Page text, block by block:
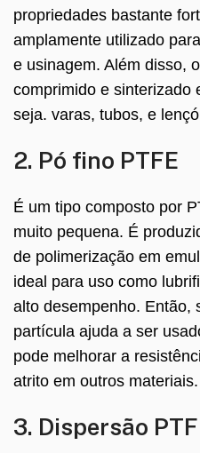
propriedades bastante
amplamente utilizado
e usinagem. Além disso,
comprimido e sinterizado
seja. varas, tubos, e
2. Pó fino PTFE
É um tipo composto por
muito pequena. É
de polimerização em
ideal para uso como
alto desempenho. Então,
partícula ajuda a ser
pode melhorar a
atrito em outros materiais.
3. Dispersão